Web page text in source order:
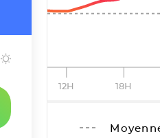
12H 18H